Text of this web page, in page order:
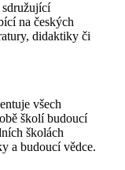
sdružující
na českých
didaktiky či
všech
školí budoucí
školách
a budoucí vědce.